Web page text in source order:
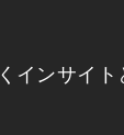
インサイト